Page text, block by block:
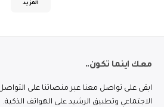
المزيد
معك اينما تكون..
ابقى على تواصل معنا عبر منصاتنا على
الاجتماعي وتطبيق الرشيد على الهواتف الذكية.